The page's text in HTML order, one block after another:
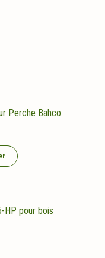
Perche Bahco